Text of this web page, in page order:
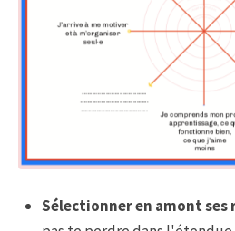
Sélectionner en amont ses